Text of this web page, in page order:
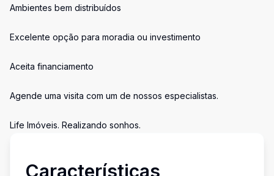
Ambientes bem distribuídos
Excelente opção para moradia ou investimento
Aceita financiamento
Agende uma visita com um de nossos especialistas.
Life Imóveis. Realizando sonhos.
Características